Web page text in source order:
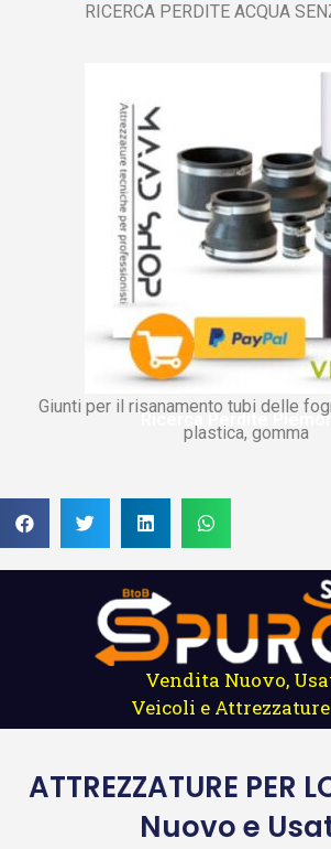
RICERCA PERDITE ACQUA
Giunti per il risanamento tubi delle
plastica, gomma
Ricerca Perdite
Vendita Nuovo,
Veicoli e Attrezzature
ATTREZZATURE PER
Nuovo e